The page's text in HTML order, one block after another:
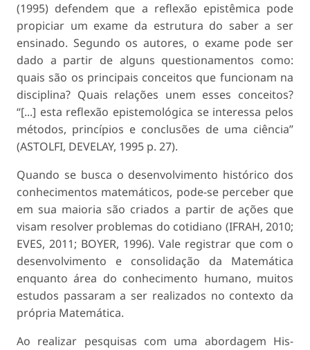
(1995) defendem que a reflexão epistêmica pode
propiciar um exame da estrutura do saber a ser
ensinado. Segundo os autores, o exame pode ser
dado a partir de alguns questionamentos como:
quais são os principais conceitos que funcionam na
disciplina? Quais relações unem esses conceitos?
“[...] esta reflexão epistemológica se interessa pelos
métodos, princípios e conclusões de uma ciência”
(ASTOLFI, DEVELAY, 1995 p. 27).
Quando se busca o desenvolvimento histórico dos
conhecimentos matemáticos, pode-se perceber que
em sua maioria são criados a partir de ações que
visam resolver problemas do cotidiano (IFRAH, 2010;
EVES, 2011; BOYER, 1996). Vale registrar que com o
desenvolvimento e consolidação da Matemática
enquanto área do conhecimento humano, muitos
estudos passaram a ser realizados no con­texto da
própria Matemática.
Ao realizar pesquisas com uma abordagem His­